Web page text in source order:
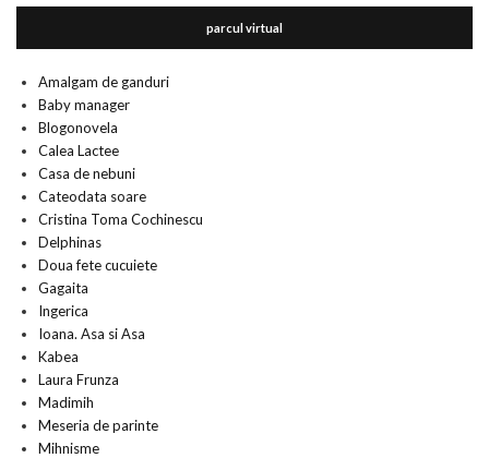
parcul virtual
Amalgam de ganduri
Baby manager
Blogonovela
Calea Lactee
Casa de nebuni
Cateodata soare
Cristina Toma Cochinescu
Delphinas
Doua fete cucuiete
Gagaita
Ingerica
Ioana. Asa si Asa
Kabea
Laura Frunza
Madimih
Meseria de parinte
Mihnisme